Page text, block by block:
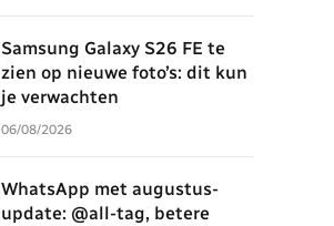
Samsung Galaxy S26 FE te
zien op nieuwe foto’s: dit kun
je verwachten
06/08/2026
WhatsApp met augustus-
update: @all-tag, betere